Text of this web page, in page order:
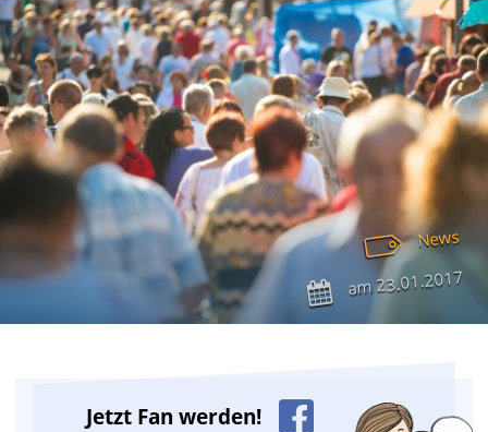
News
am23.01.2017
Jetzt Fan werden!